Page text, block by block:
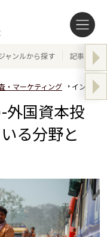
ャンルから探す 記事テー
・マーケティング インド外
外国資本投
る分野と